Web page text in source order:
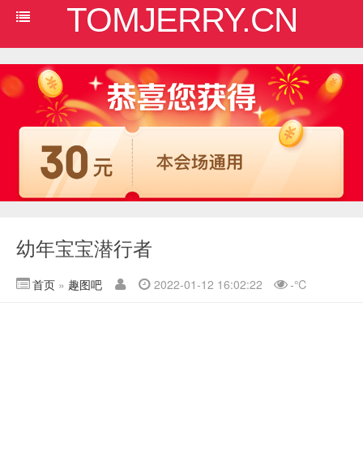
TOMJERRY.CN
幼年宝宝潜行者
首页 » 趣图吧 2022-01-12 16:02:22 -℃